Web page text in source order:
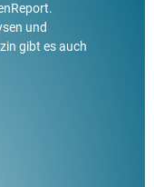
und
gibt es auch